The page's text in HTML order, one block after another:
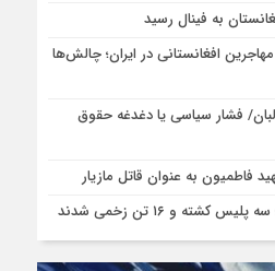
به فینال رسید
افغانستانی در ایران؛ چالش‌ها
فشار سیاسی یا دغدغه حقوق
فاطمیون به عنوان قاتل مازیار
کشته و ۱۶ تن زخمی شدند